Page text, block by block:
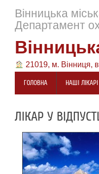
Вінницька
Департамент
21019, м. Вінниця,
ГОЛОВНА НАШІ ЛІКАРІ
ЛІКАР У